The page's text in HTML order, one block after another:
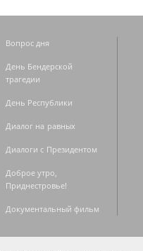
Вопрос дня
День Бендерской
трагедии
День Республики
Диалог на равных
Диалоги с Президентом
Доброе утро,
Приднестровье!
Документальный фильм